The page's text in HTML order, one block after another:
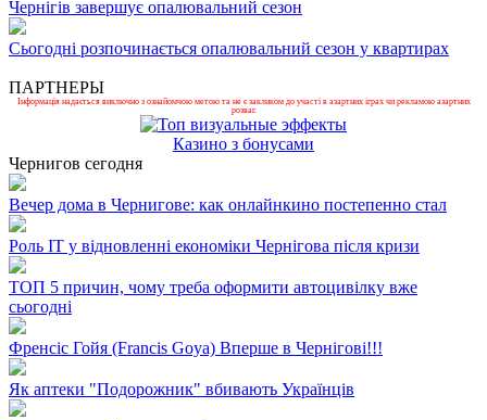
Чернігів завершує опалювальний сезон
Сьогодні розпочинається опалювальний сезон у квартирах
ПАРТНЕРЫ
Інформація надається виключно з ознайомчою метою та не є закликом до участі в азартних іграх чи рекламою азартних
розваг.
Казино з бонусами
Чернигов сегодня
Вечер дома в Чернигове: как онлайнкино постепенно стал
Роль ІТ у відновленні економіки Чернігова після кризи
ТОП 5 причин, чому треба оформити автоцивілку вже
сьогодні
Френсіс Гойя (Francis Goya) Вперше в Чернігові!!!
Як аптеки "Подорожник" вбивають Українців